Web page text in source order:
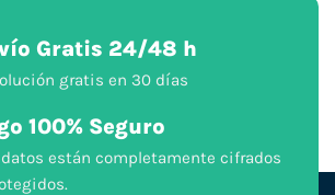
Gratis 24/48 h
gratis en 30 días
100% Seguro
datos están completamente cifrados